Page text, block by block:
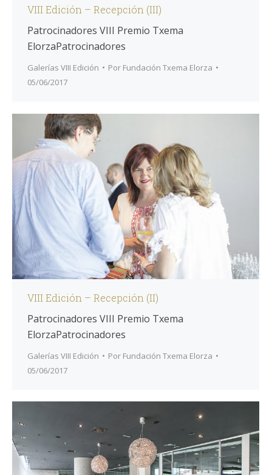
VIII Edición – Recepción (III)
Patrocinadores VIII Premio Txema
ElorzaPatrocinadores
Galerías VIII Edición Por Fundación Txema Elorza
05/06/2017
VIII Edición – Recepción (II)
Patrocinadores VIII Premio Txema
ElorzaPatrocinadores
Galerías VIII Edición Por Fundación Txema Elorza
05/06/2017